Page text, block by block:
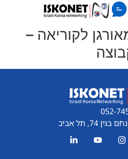
לקוריאה –
052-
74, תל אביב